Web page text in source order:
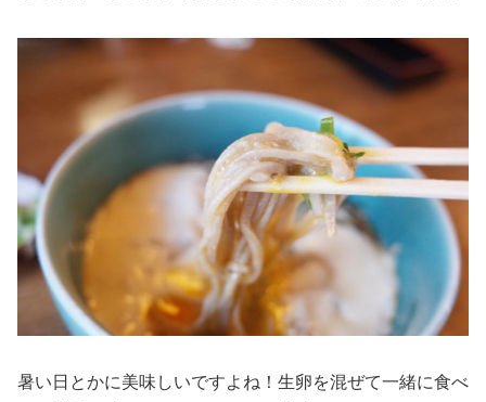
暑い日とかに美味しいですよね！生卵を混ぜて一緒に食べ